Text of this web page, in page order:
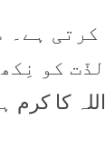
ہے۔
کو
کا کرم